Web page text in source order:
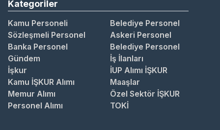
Kategoriler
Kamu Personeli
Belediye Personel
Sözleşmeli Personel
Askeri Personel
Banka Personel
Belediye Personel
Gündem
İş İlanları
İşkur
İUP Alımı İŞKUR
Kamu İŞKUR Alımı
Maaşlar
Memur Alımı
Özel Sektör İŞKUR
Personel Alımı
TOKİ